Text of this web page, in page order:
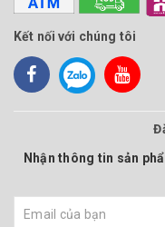
Kết nối với chúng tôi
Nhận thông tin sản